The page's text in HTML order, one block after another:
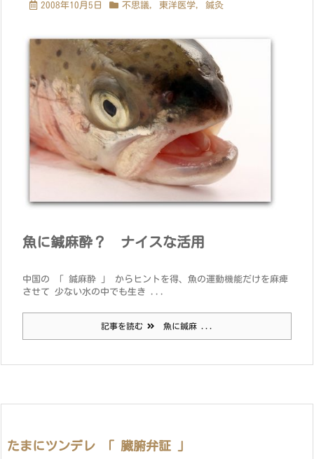
2008年10月5日 不思議, 東洋医学, 鍼灸
魚に鍼麻酔？ ナイスな活用
中国の 「 鍼麻酔 」 からヒントを得、魚の運動機能だけを麻痺
させて 少ない水の中でも生き ...
記事を読む 魚に鍼麻 ...
たまにツンデレ 「 臓腑弁証 」